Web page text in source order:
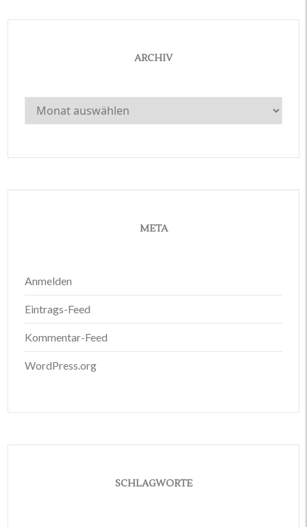
ARCHIV
Archiv
META
Anmelden
Eintrags-Feed
Kommentar-Feed
WordPress.org
SCHLAGWORTE